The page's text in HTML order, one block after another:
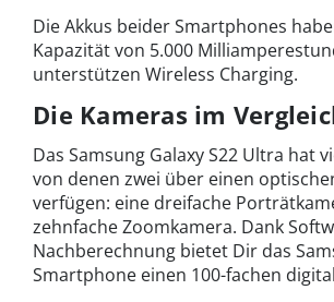
Die Akkus beider Smartphones
Kapazität von 5.000
unterstützen Wireless Charging.
Die Kameras im
Das Samsung Galaxy S22 Ultra hat
von denen zwei über einen
verfügen: eine dreifache
zehnfache Zoomkamera. Dank
Nachberechnung bietet Dir das
Smartphone einen 100-fachen